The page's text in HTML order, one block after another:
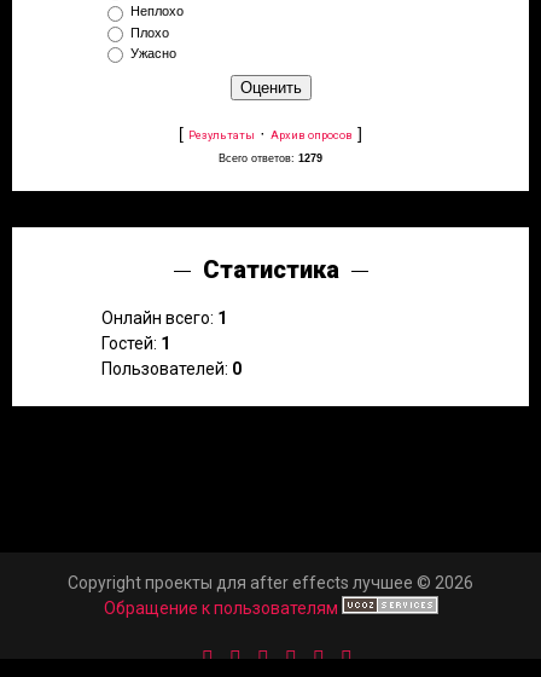
Неплохо
Плохо
Ужасно
[ Результаты · Архив опросов ]
Всего ответов: 1279
Статистика
Онлайн всего: 1
Гостей: 1
Пользователей: 0
Copyright проекты для after effects лучшее © 2026
Обращение к пользователям